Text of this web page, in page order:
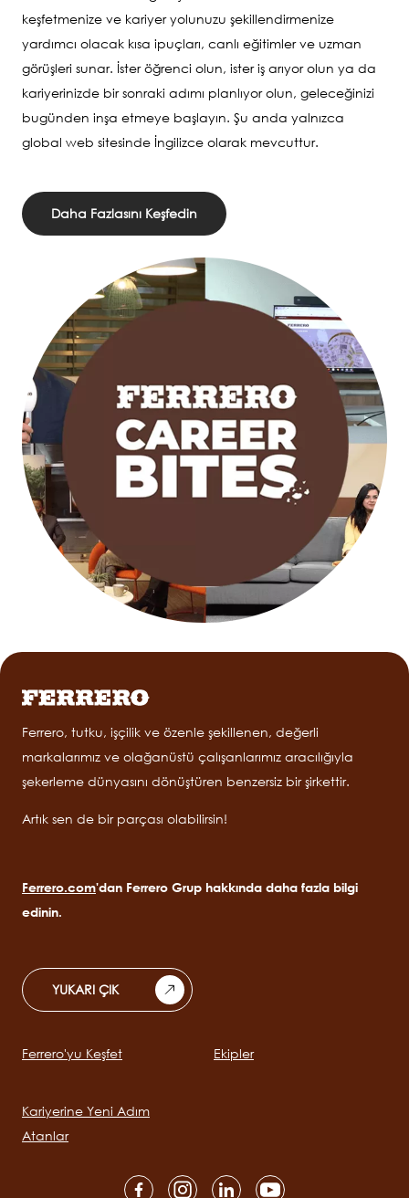
keşfetmenize ve kariyer yolunuzu şekillendirmenize
yardımcı olacak kısa ipuçları, canlı eğitimler ve uzman
görüşleri sunar. İster öğrenci olun, ister iş arıyor olun ya da
kariyerinizde bir sonraki adımı planlıyor olun, geleceğinizi
bugünden inşa etmeye başlayın. Şu anda yalnızca
global web sitesinde İngilizce olarak mevcuttur.
Daha Fazlasını Keşfedin
Ferrero, tutku, işçilik ve özenle şekillenen, değerli
markalarımız ve olağanüstü çalışanlarımız aracılığıyla
şekerleme dünyasını dönüştüren benzersiz bir şirkettir.
Artık sen de bir parçası olabilirsin!
Ferrero.com'dan Ferrero Grup hakkında daha fazla bilgi
edinin.
YUKARI ÇIK
Main
Ferrero'yu Keşfet Ekipler
Kariyerine Yeni Adım
Atanlar